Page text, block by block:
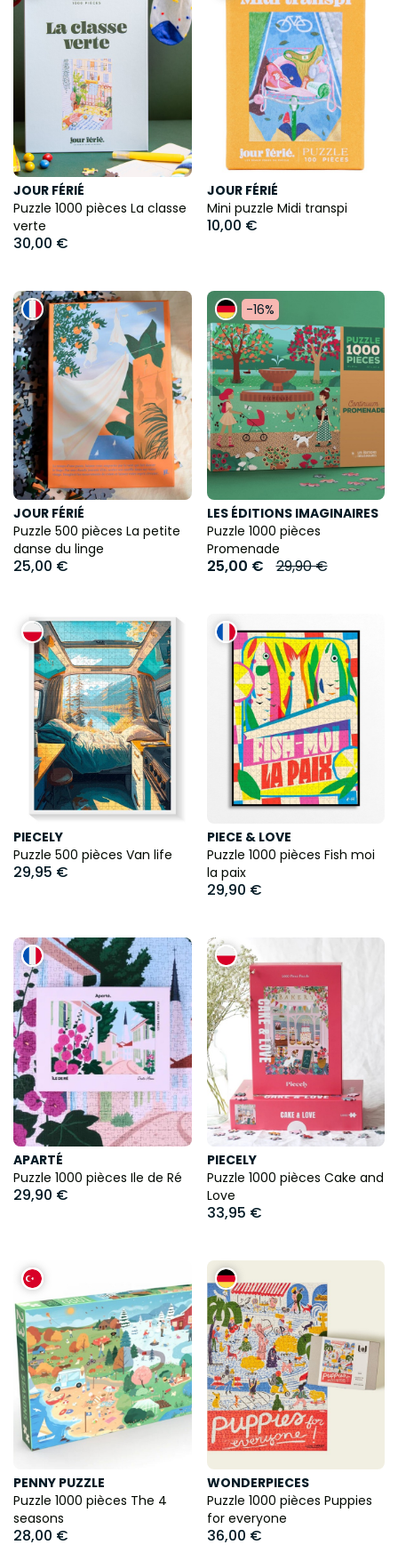
JOUR FÉRIÉ
Puzzle 1000 pièces La classe
verte
30,00 €
JOUR FÉRIÉ
Mini puzzle Midi transpi
10,00 €
JOUR FÉRIÉ
Puzzle 500 pièces La petite
danse du linge
25,00 €
-16%
LES ÉDITIONS IMAGINAIRES
Puzzle 1000 pièces
Promenade
25,00 € 29,90 €
PIECELY
Puzzle 500 pièces Van life
29,95 €
PIECE & LOVE
Puzzle 1000 pièces Fish moi
la paix
29,90 €
APARTÉ
Puzzle 1000 pièces Ile de Ré
29,90 €
PIECELY
Puzzle 1000 pièces Cake and
Love
33,95 €
PENNY PUZZLE
Puzzle 1000 pièces The 4
seasons
28,00 €
WONDERPIECES
Puzzle 1000 pièces Puppies
for everyone
36,00 €